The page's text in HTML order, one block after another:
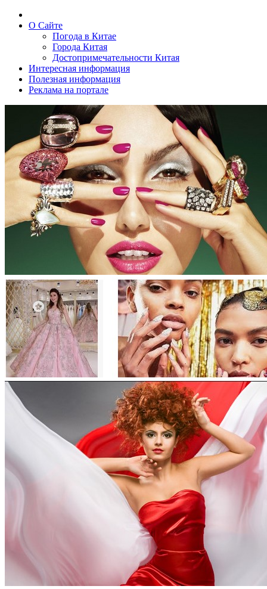
О Сайте
Погода в Китае
Города Китая
Достопримечательности Китая
Интересная информация
Полезная информация
Реклама на портале